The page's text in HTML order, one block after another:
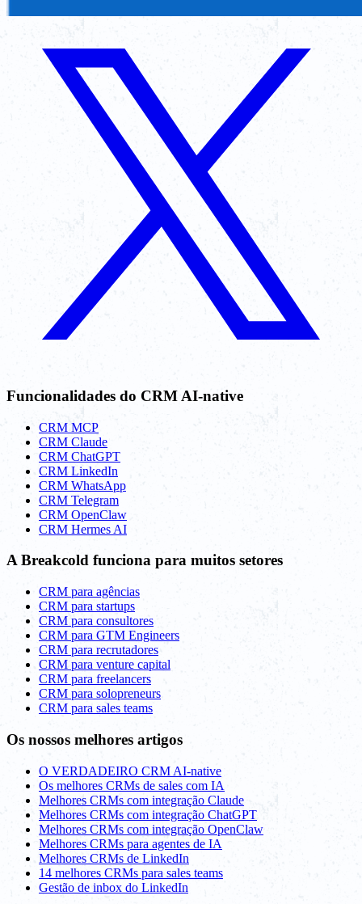
Funcionalidades do CRM AI-native
CRM MCP
CRM Claude
CRM ChatGPT
CRM LinkedIn
CRM WhatsApp
CRM Telegram
CRM OpenClaw
CRM Hermes AI
A Breakcold funciona para muitos setores
CRM para agências
CRM para startups
CRM para consultores
CRM para GTM Engineers
CRM para recrutadores
CRM para venture capital
CRM para freelancers
CRM para solopreneurs
CRM para sales teams
Os nossos melhores artigos
O VERDADEIRO CRM AI-native
Os melhores CRMs de sales com IA
Melhores CRMs com integração Claude
Melhores CRMs com integração ChatGPT
Melhores CRMs com integração OpenClaw
Melhores CRMs para agentes de IA
Melhores CRMs de LinkedIn
14 melhores CRMs para sales teams
Gestão de inbox do LinkedIn